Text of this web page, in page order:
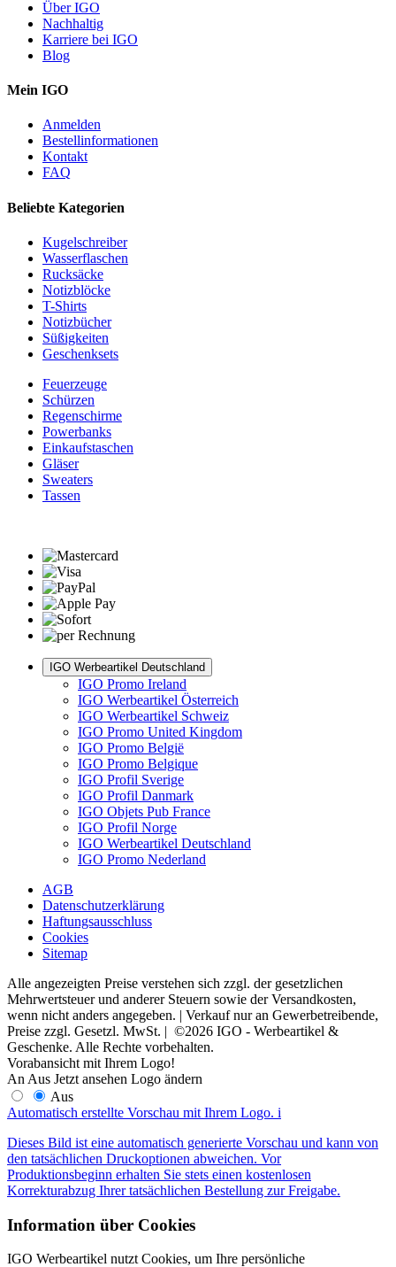
Über IGO
Nachhaltig
Karriere bei IGO
Blog
Mein IGO
Anmelden
Bestellinformationen
Kontakt
FAQ
Beliebte Kategorien
Kugelschreiber
Wasserflaschen
Rucksäcke
Notizblöcke
T-Shirts
Notizbücher
Süßigkeiten
Geschenksets
Feuerzeuge
Schürzen
Regenschirme
Powerbanks
Einkaufstaschen
Gläser
Sweaters
Tassen
IGO Werbeartikel Deutschland
IGO Promo Ireland
IGO Werbeartikel Österreich
IGO Werbeartikel Schweiz
IGO Promo United Kingdom
IGO Promo België
IGO Promo Belgique
IGO Profil Sverige
IGO Profil Danmark
IGO Objets Pub France
IGO Profil Norge
IGO Werbeartikel Deutschland
IGO Promo Nederland
AGB
Datenschutzerklärung
Haftungsausschluss
Cookies
Sitemap
Alle angezeigten Preise verstehen sich zzgl. der gesetzlichen
Mehrwertsteuer und anderer Steuern sowie der Versandkosten,
wenn nicht anders angegeben. | Verkauf nur an Gewerbetreibende,
Preise zzgl. Gesetzl. MwSt. | ©2026 IGO - Werbeartikel &
Geschenke. Alle Rechte vorbehalten.
Vorabansicht mit Ihrem Logo!
An Aus Jetzt ansehen Logo ändern
Aus
Automatisch erstellte Vorschau mit Ihrem Logo. i
Dieses Bild ist eine automatisch generierte Vorschau und kann von
den tatsächlichen Druckoptionen abweichen. Vor
Produktionsbeginn erhalten Sie stets einen kostenlosen
Korrekturabzug Ihrer tatsächlichen Bestellung zur Freigabe.
Information über Cookies
IGO Werbeartikel nutzt Cookies, um Ihre persönliche